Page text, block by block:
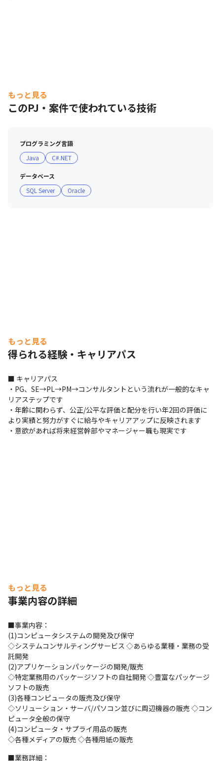
もっと見る
このPJ・案件で使われている技術
プログラミング言語
Java
C#.NET
データベース
SQL Server
Oracle
もっと見る
得られる経験・キャリアパス
■ キャリアパス
・PG、SE→PL→PM→コンサルタントという流れが一般的なキャ
リアステップです
・年齢に関わらず、公正/公平な評価と配分を行い年2回の評価に
より実績と努力がすぐに給与やキャリアアップに反映されます
・意欲があれば将来経営幹部やマネージャー職も現実です
もっと見る
事業内容の詳細
■事業内容：
(1)コンピュータシステムの開発及び保守
◇システムコンサルティングサービス ◇あらゆる業種・業務の受
託開発
(2)アプリケーションパッケージの開発/販売
◇特定業務用のパッケージソフトの自社開発 ◇豊富なパッケージ
ソフトの販売
(3)各種コンピュータの販売及び保守
◇ソリューション・サーバ/パソコン並びに周辺機器の販売 ◇コン
ピュータ全般の保守
(4)コンピュータ・サプライ用品の販売
◇各種メディアの販売 ◇各種用紙の販売
■業務詳細：